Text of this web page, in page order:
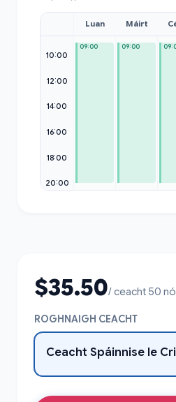
10:00
12:00
14:00
16:00
18:00
20:00
Luan
09:00
Máirt
09:00
$35.50/ ceacht 50
ROGHNAIGH CEACHT